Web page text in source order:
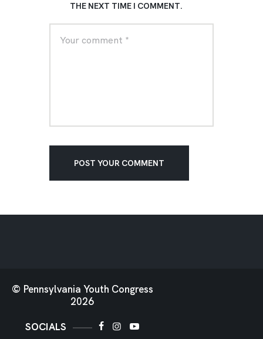
THE NEXT TIME I COMMENT.
© Pennsylvania Youth Congress
2026
SOCIALS